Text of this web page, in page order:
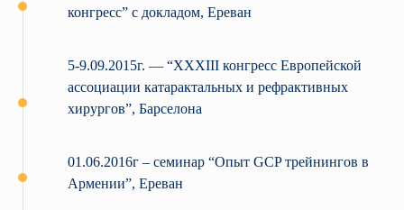
конгресс” с докладом, Ереван
5-9.09.2015г. — “XXXIII конгресс Европейской
ассоциации катарактальных и рефрактивных
хирургов”, Барселона
01.06.2016г – семинар “Опыт GCP трейнингов в
Армении”, Ереван